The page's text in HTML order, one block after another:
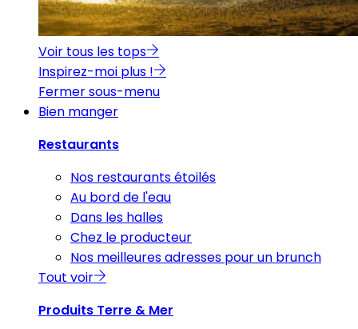
Voir tous les tops
Inspirez-moi plus !
Fermer sous-menu
Bien manger
Restaurants
Nos restaurants étoilés
Au bord de l'eau
Dans les halles
Chez le producteur
Nos meilleures adresses pour un brunch
Tout voir
Produits Terre & Mer